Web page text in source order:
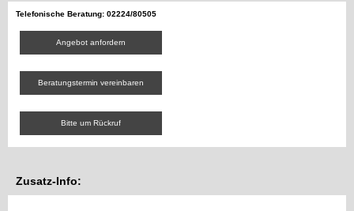
Telefonische Beratung: 02224/80505
Angebot anfordern
Beratungstermin vereinbaren
Bitte um Rückruf
Zusatz-Info: